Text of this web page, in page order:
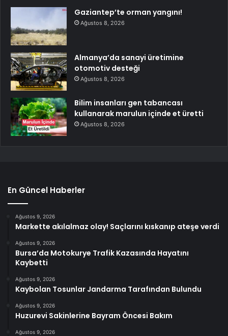
Gaziantep’te orman yangını!
Ağustos 8, 2026
Almanya’da sanayi üretimine
otomotiv desteği
Ağustos 8, 2026
Bilim insanları gen tabancası
kullanarak marulun içinde et üretti
Ağustos 8, 2026
En Güncel Haberler
Ağustos 9, 2026
Markette akılalmaz olay! Saçlarını kıskanıp ateşe verdi
Ağustos 9, 2026
Bursa’da Motokurye Trafik Kazasında Hayatını
Kaybetti
Ağustos 9, 2026
Kaybolan Tosunlar Jandarma Tarafından Bulundu
Ağustos 9, 2026
Huzurevi Sakinlerine Bayram Öncesi Bakım
Ağustos 9, 2026